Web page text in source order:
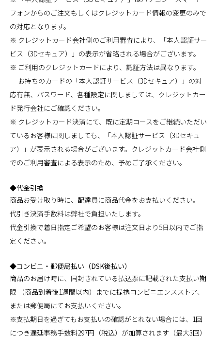
フォンからのご注文もしくはクレジットカード情報の変更のみで
の対応となります。
※ クレジットカード会社側のご利用審査により、「本人認証サー
ビス（3Dセキュア）」の表示が省略される場合がございます。
※ ご利用のクレジットカードにより、認証方法は異なります。
お持ちのカードの「本人認証サービス（3Dセキュア）」の対
応有無、パスワード、各種設定に関しましては、クレジットカー
ド発行会社にご確認ください。
※ クレジットカード決済にて、既に定期コースをご継続いただい
ているお客様に関しましても、「本人認証サービス（3Dセキュ
ア）」が表示される場合がございます。クレジットカード会社側
でのご利用審査による表示のため、予めご了承ください。
◆代金引換
商品お受け取り時に、配達員に商品代金をお支払いください。
代引き決済手数料は弊社で負担いたします。
代金引換で着日指定ご希望のお客様は注文日より5日以内でご指
定ください。
◆コンビニ・郵便局払い（DSK後払い）
商品のお届け時に、同封されている払込票に記載された支払い期
限 （商品到着後1週間以内）までに提携コンビニエンスストア、
または郵便局にてお支払いください。
※支払期日を過ぎてもお支払いの確認がとれない場合には、1回
につき遅延事務手数料297円（税込）が加算されます（最大3回）